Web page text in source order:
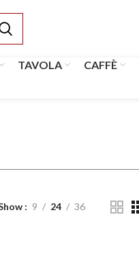
TAVOLA CAFFÈ
9 24 36